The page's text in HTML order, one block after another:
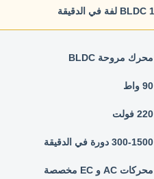
محرك مروحة BLDC
90 واط
220 فولت
300-1500 دورة في الدقيقة
محركات AC و EC مخصصة